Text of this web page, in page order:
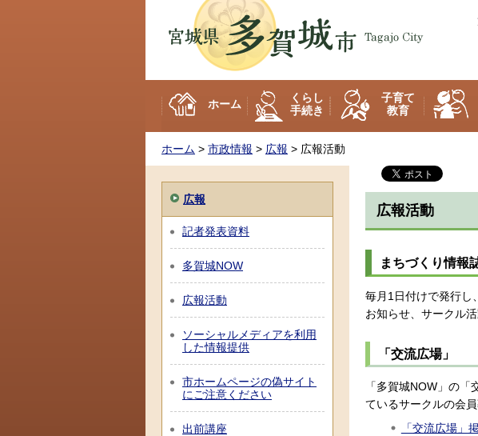
多賀城市
ホーム
くらし
手続き
子育て
教育
ホーム > 市政情報 > 広報 > 広報活動
広報
記者発表資料
多賀城NOW
広報活動
ソーシャルメディアを利用
した情報提供
市ホームページの偽サイト
にご注意ください
出前講座
広報活動
まちづくり情報
毎月1日付けで発行し
お知らせ、サークル
「交流広場」
「多賀城NOW」の
ているサークルの会
「交流広場」